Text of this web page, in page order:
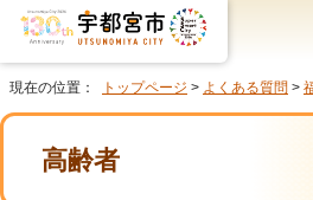
現在の位置： トップページ > よくある質問 >
高齢者